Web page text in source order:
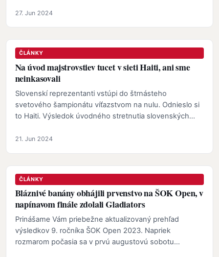
27. Jun 2024
ČLÁNKY
Na úvod majstrovstiev tucet v sieti Haiti, ani sme
neinkasovali
Slovenskí reprezentanti vstúpi do štrnásteho
svetového šampionátu víťazstvom na nulu. Odnieslo si
to Haiti. Výsledok úvodného stretnutia slovenských…
21. Jun 2024
ČLÁNKY
Bláznivé banány obhájili prvenstvo na ŠOK Open, v
napínavom finále zdolali Gladiators
Prinášame Vám priebežne aktualizovaný prehľad
výsledkov 9. ročníka ŠOK Open 2023. Napriek
rozmarom počasia sa v prvú augustovú sobotu